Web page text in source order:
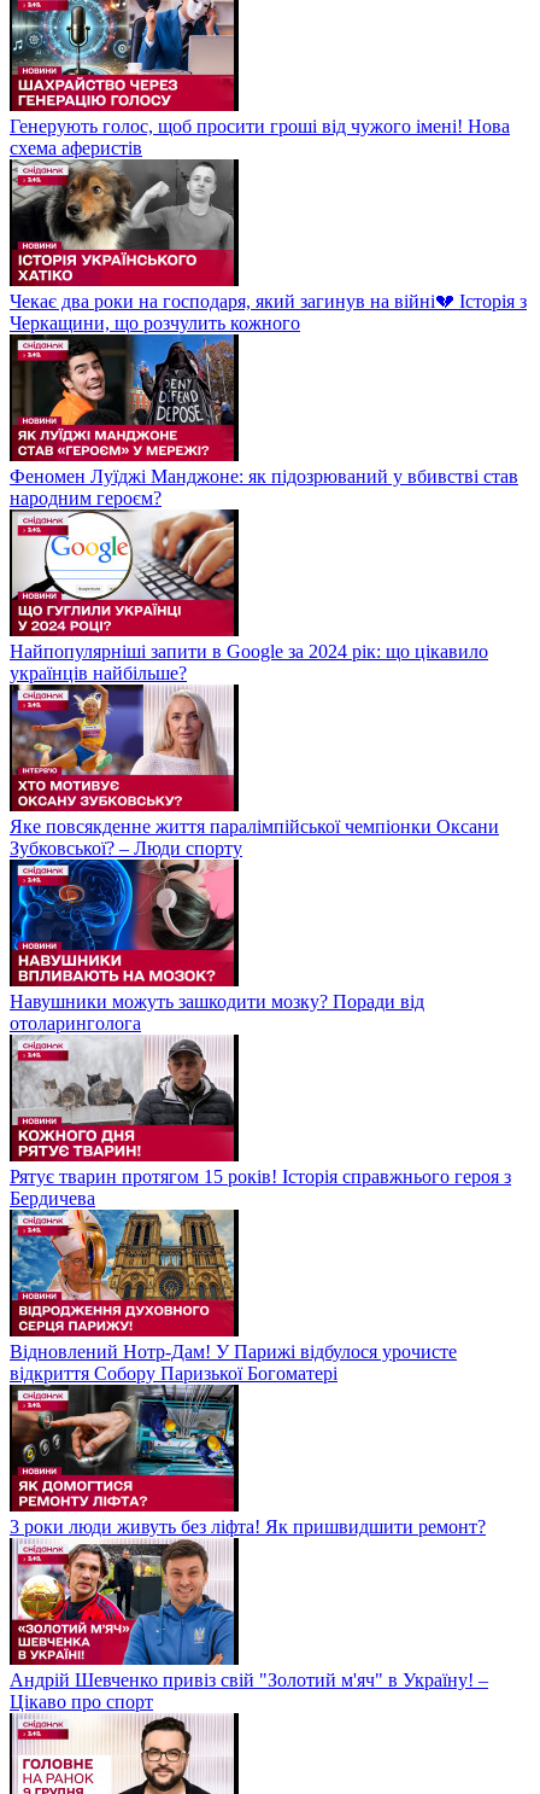
Генерують голос, щоб просити гроші від чужого імені! Нова
схема аферистів
Чекає два роки на господаря, який загинув на війні💔 Історія з
Черкащини, що розчулить кожного
Феномен Луїджі Манджоне: як підозрюваний у вбивстві став
народним героєм?
Найпопулярніші запити в Google за 2024 рік: що цікавило
українців найбільше?
Яке повсякденне життя паралімпійської чемпіонки Оксани
Зубковської? – Люди спорту
Навушники можуть зашкодити мозку? Поради від
отоларинголога
Рятує тварин протягом 15 років! Історія справжнього героя з
Бердичева
Відновлений Нотр-Дам! У Парижі відбулося урочисте
відкриття Собору Паризької Богоматері
3 роки люди живуть без ліфта! Як пришвидшити ремонт?
Андрій Шевченко привіз свій "Золотий м'яч" в Україну! –
Цікаво про спорт